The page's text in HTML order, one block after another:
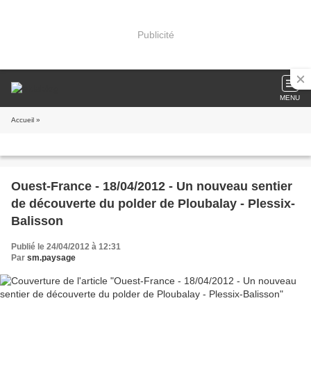
Publicité
MENU
Accueil »
Ouest-France - 18/04/2012 - Un nouveau sentier
de découverte du polder de Ploubalay - Plessix-
Balisson
Publié le 24/04/2012 à 12:31
Par sm.paysage